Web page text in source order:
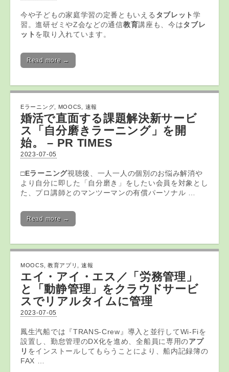
今や子どもの家庭学習の定番ともいえる タブレット学
習。進研ゼミやZ会などの通信教育講座も、今はタブレ
ット を取り入れています。
Read more →
Eラーニング MOOCS 速報
婚活で直面する課題解決新サービ
ス「自分磨き ラーニング」を開
始。 – PR TIMES
2023-07-05
□Eラーニング視聴後、一人一人の個別のお悩み解消や
より自分に即した「自分磨き」をしたい会員を対象とし
た、プロ講師とのマンツーマンの有償パーソナル …
Read more →
MOOCS 教育アプリ 速報
エイ・アイ・エス／「労務管理」
と「動静管理」をクラウドサービ
スでリアルタイムに管理
2023-07-05
鳳生汽船では『TRANS-Crew』導入と並行してWi-Fiを
設置し、勤怠管理のDX化を進め、全船員に専用のアプ
リ をインストールしてもらうことにより、船内記録簿の
FAX …